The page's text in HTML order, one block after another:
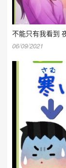
不能只有我看到
06/09/2021